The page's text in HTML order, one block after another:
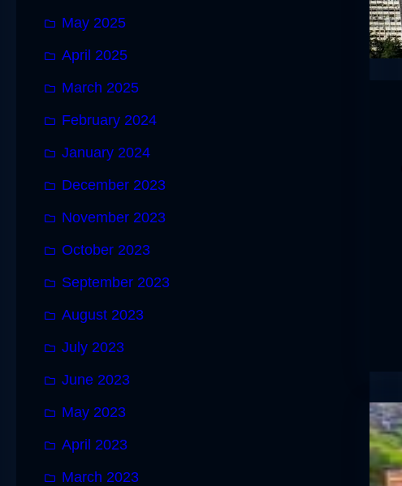
May 2025
April 2025
March 2025
February 2024
January 2024
December 2023
November 2023
October 2023
September 2023
August 2023
July 2023
June 2023
May 2023
April 2023
March 2023